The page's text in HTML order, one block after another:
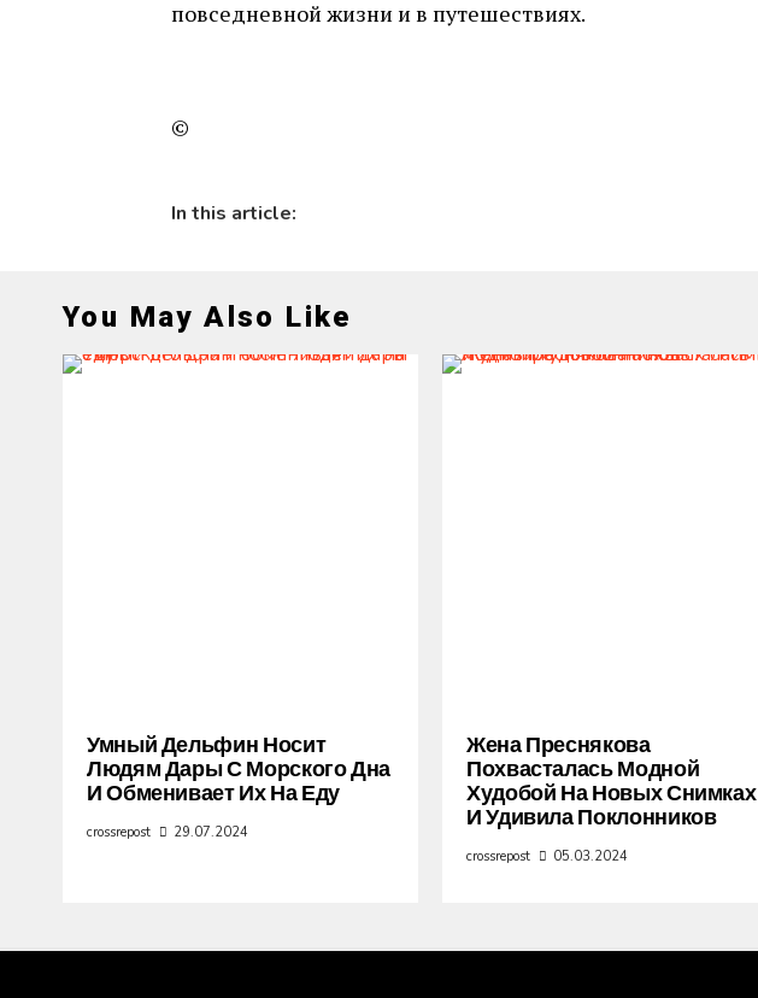
повседневной жизни и в путешествиях.
©
In this article:
You May Also Like
Умный Дельфин Носит
Людям Дары С Морского Дна
И Обменивает Их На Еду
crossrepost 29.07.2024
Жена Преснякова
Похвасталась Модной
Худобой На Новых Снимках
И Удивила Поклонников
crossrepost 05.03.2024